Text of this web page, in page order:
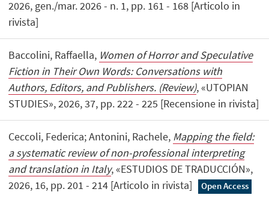
2026, gen./mar. 2026 - n. 1, pp. 161 - 168 [Articolo in
rivista]
Baccolini, Raffaella, Women of Horror and Speculative
Fiction in Their Own Words: Conversations with
Authors, Editors, and Publishers. (Review), «UTOPIAN
STUDIES», 2026, 37, pp. 222 - 225 [Recensione in rivista]
Ceccoli, Federica; Antonini, Rachele, Mapping the field:
a systematic review of non-professional interpreting
and translation in Italy, «ESTUDIOS DE TRADUCCIÓN»,
2026, 16, pp. 201 - 214 [Articolo in rivista]
Open Access